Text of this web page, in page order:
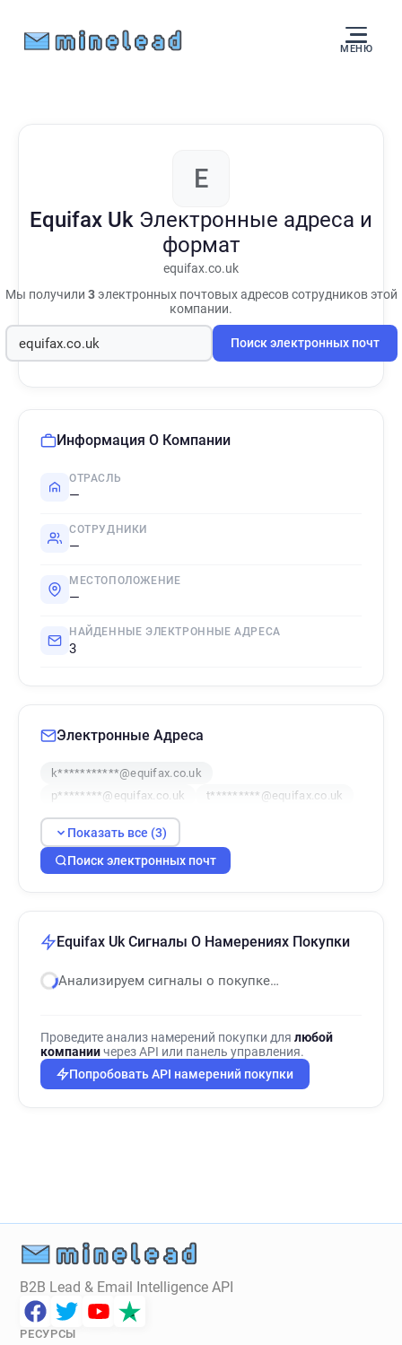
МЕНЮ
E
Equifax Uk Электронные адреса и
формат
equifax.co.uk
Мы получили 3электронных почтовых адресов сотрудников этой
компании.
Поиск электронных почт
Информация О Компании
ОТРАСЛЬ
—
СОТРУДНИКИ
—
МЕСТОПОЛОЖЕНИЕ
—
НАЙДЕННЫЕ ЭЛЕКТРОННЫЕ АДРЕСА
3
Электронные Адреса
k***********@equifax.co.uk
p********@equifax.co.uk
t*********@equifax.co.uk
Показать все (3)
Поиск электронных почт
Equifax Uk Сигналы О Намерениях Покупки
Анализируем сигналы о покупке…
Проведите анализ намерений покупки для любой
компаниичерез API или панель управления.
Попробовать API намерений покупки
B2B Lead & Email Intelligence API
РЕСУРСЫ